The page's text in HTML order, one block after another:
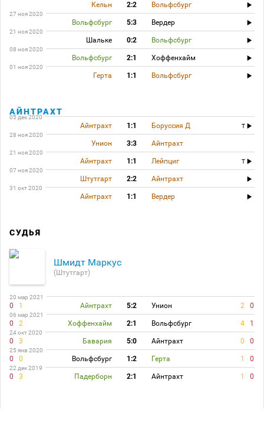
Кельн 2:2 Вольфсбург
27 ноя 2020
Вольфсбург 5:3 Вердер
21 ноя 2020
Шальке 0:2 Вольфсбург
08 ноя 2020
Вольфсбург 2:1 Хоффенхайм
01 ноя 2020
Герта 1:1 Вольфсбург
АЙНТРАХТ
05 дек 2020
Айнтрахт 1:1 Боруссия Д
T
28 ноя 2020
Унион 3:3 Айнтрахт
21 ноя 2020
Айнтрахт 1:1 Лейпциг
T
07 ноя 2020
Штутгарт 2:2 Айнтрахт
31 окт 2020
Айнтрахт 1:1 Вердер
СУДЬЯ
Шмидт Маркус
(Штутгарт)
20 мар 2021
0 1 Айнтрахт 5:2 Унион 2 0
06 мар 2021
0 2 Хоффенхайм 2:1 Вольфсбург 4 1
24 окт 2020
0 3 Бавария 5:0 Айнтрахт 0 0
25 янв 2020
0 0 Вольфсбург 1:2 Герта 1 0
22 дек 2019
0 3 Падерборн 2:1 Айнтрахт 1 0